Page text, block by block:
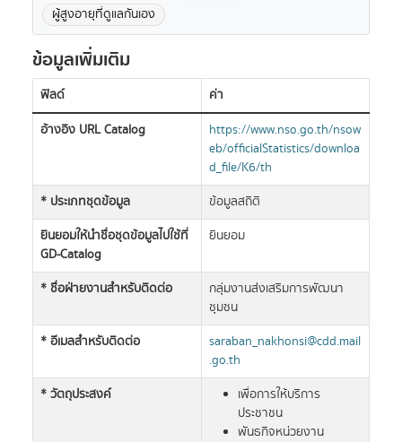
ผู้สูงอายุที่ดูแลกันเอง
ข้อมูลเพิ่มเติม
ฟิลด์
ค่า
อ้างอิง URL Catalog
https://www.nso.go.th/nsow
eb/officialStatistics/downloa
d_file/K6/th
* ประเภทชุดข้อมูล
ข้อมูลสถิติ
ยินยอมให้นำชื่อชุดข้อมูลไปใช้ที่
GD-Catalog
ยินยอม
* ชื่อฝ่ายงานสำหรับติดต่อ
กลุ่มงานส่งเสริมการพัฒนา
ชุมชน
* อีเมลสำหรับติดต่อ
saraban_nakhonsi@cdd.mail
.go.th
* วัตถุประสงค์
เพื่อการให้บริการ
ประชาชน
พันธกิจหน่วยงาน